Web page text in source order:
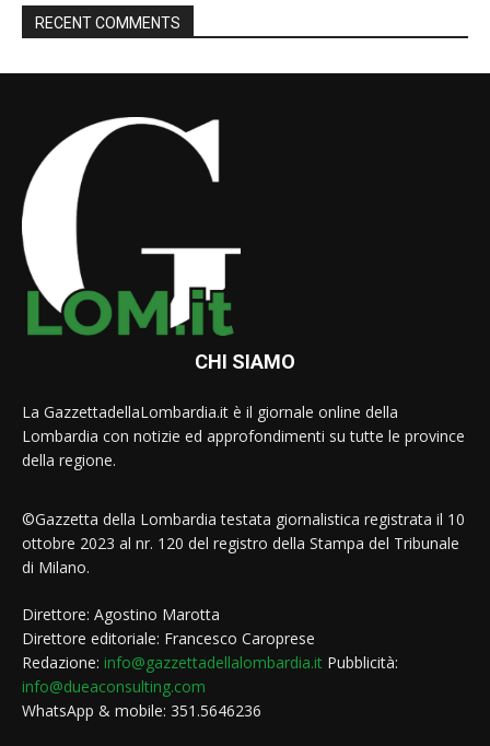
RECENT COMMENTS
CHI SIAMO
La GazzettadellaLombardia.it è il giornale online della
Lombardia con notizie ed approfondimenti su tutte le province
della regione.
©Gazzetta della Lombardia testata giornalistica registrata il 10
ottobre 2023 al nr. 120 del registro della Stampa del Tribunale
di Milano.
Direttore: Agostino Marotta
Direttore editoriale: Francesco Caroprese
Redazione: info@gazzettadellalombardia.it Pubblicità:
info@dueaconsulting.com
WhatsApp & mobile: 351.5646236